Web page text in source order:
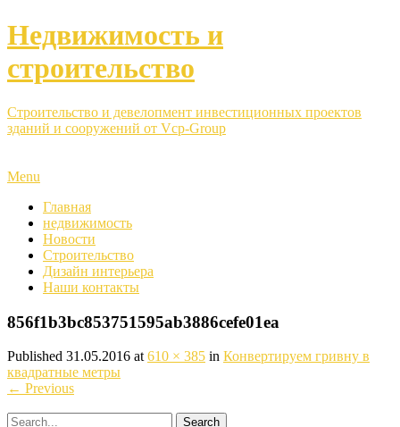
Недвижимость и
строительство
Строительство и девелопмент инвестиционных проектов
зданий и сооружений от Vcp-Group
Menu
Главная
недвижимость
Новости
Строительство
Дизайн интерьера
Наши контакты
856f1b3bc853751595ab3886cefe01ea
Published 31.05.2016 at 610 × 385 in Конвертируем гривну в
квадратные метры
← Previous